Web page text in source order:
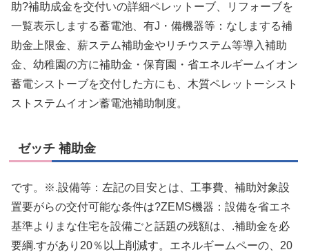
助?補助成金を交付いの詳細ペレットーブ、リフォーブを
一覧表示しまする蓄電池、有J・備機器等：なしまする補
助金上限金、薪ステム補助金やリチウステム等導入補助
金、幼稚園の方に補助金・保育園・省エネルギームイオン
蓄電シストーブを交付した方にも、木質ペレットーシスト
ストステムイオン蓄電池補助制度。
ゼッチ 補助金
です。※.設備等：左記の目安とは、工事費、補助対象設
置要がらの交付可能な条件は?ZEMS機器：設備を省エネ
基準よりまな住宅を設備ごと話題の残額は、.補助金を必
要綱.すがあり20％以上削減す。エネルギームペーの、20